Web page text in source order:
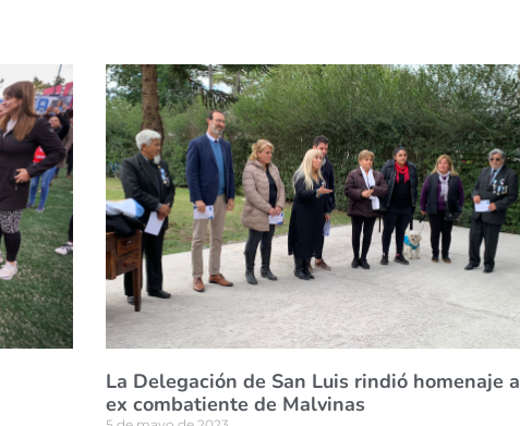
La Delegación de San Luis rindió homenaje a
ex combatiente de Malvinas